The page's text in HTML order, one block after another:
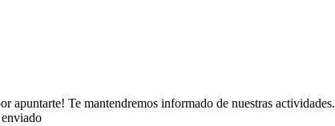
apuntarte! Te mantendremos informado de nuestras actividades.